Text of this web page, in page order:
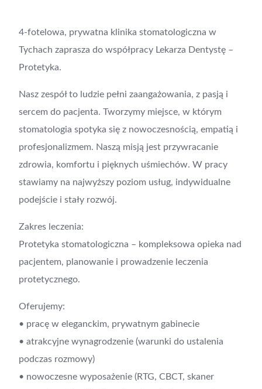
4-fotelowa, prywatna klinika stomatologiczna w
Tychach zaprasza do współpracy Lekarza Dentystę –
Protetyka.
Nasz zespół to ludzie pełni zaangażowania, z pasją i
sercem do pacjenta. Tworzymy miejsce, w którym
stomatologia spotyka się z nowoczesnością, empatią i
profesjonalizmem. Naszą misją jest przywracanie
zdrowia, komfortu i pięknych uśmiechów. W pracy
stawiamy na najwyższy poziom usług, indywidualne
podejście i stały rozwój.
Zakres leczenia:
Protetyka stomatologiczna – kompleksowa opieka nad
pacjentem, planowanie i prowadzenie leczenia
protetycznego.
Oferujemy:
• pracę w eleganckim, prywatnym gabinecie
• atrakcyjne wynagrodzenie (warunki do ustalenia
podczas rozmowy)
• nowoczesne wyposażenie (RTG, CBCT, skaner